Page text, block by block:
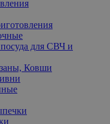
для СВЧ и
Ковши